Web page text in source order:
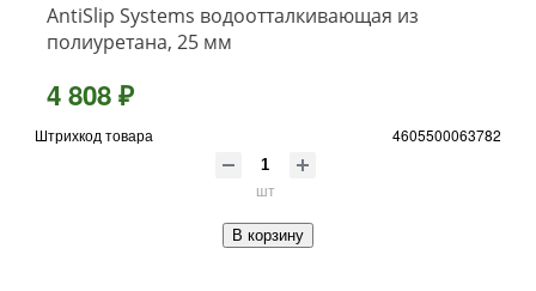
AntiSlip Systems водоотталкивающая из
полиуретана, 25 мм
4 808 ₽
Штрихкод товара 4605500063782
шт
В корзину